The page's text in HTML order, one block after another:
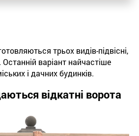
трьох видів-підвісні,
Останній варіант найчастіше
і дачних будинків.
відкатні ворота